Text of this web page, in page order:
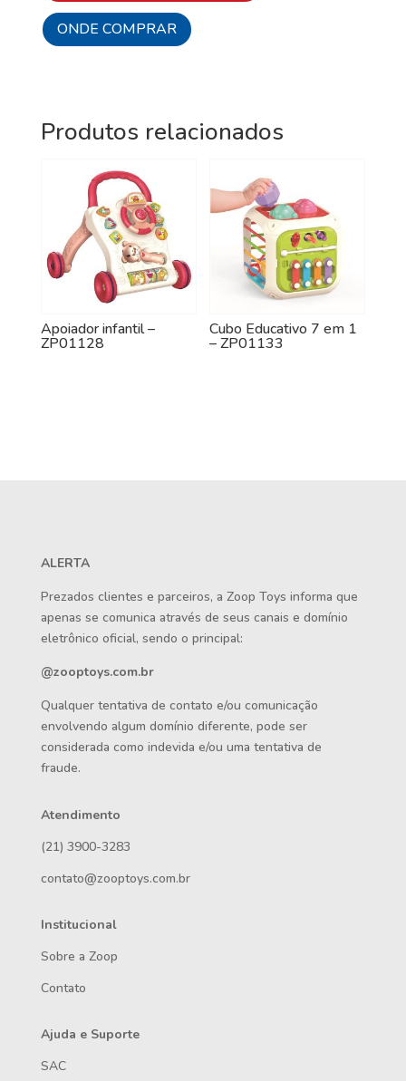
ONDE COMPRAR
Produtos relacionados
Apoiador infantil –
ZP01128
Cubo Educativo 7 em 1
– ZP01133
ALERTA
Prezados clientes e parceiros, a Zoop Toys informa que
apenas se comunica através de seus canais e domínio
eletrônico oficial, sendo o principal:
@zooptoys.com.br
Qualquer tentativa de contato e/ou comunicação
envolvendo algum domínio diferente, pode ser
considerada como indevida e/ou uma tentativa de
fraude.
Atendimento
(21) 3900-3283
contato@zooptoys.com.br
Institucional
Sobre a Zoop
Contato
Ajuda e Suporte
SAC